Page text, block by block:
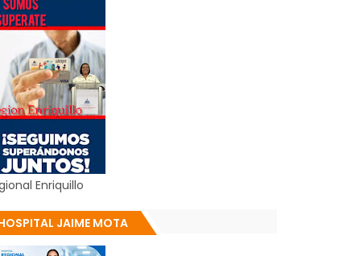
Enriquillo
JAIME MOTA